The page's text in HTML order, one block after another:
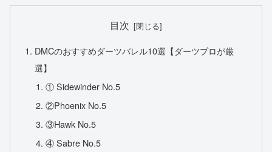
目次
DMCのおすすめダーツバレル10選【ダーツプロが厳
選】
① Sidewinder No.5
②Phoenix No.5
③Hawk No.5
④ Sabre No.5